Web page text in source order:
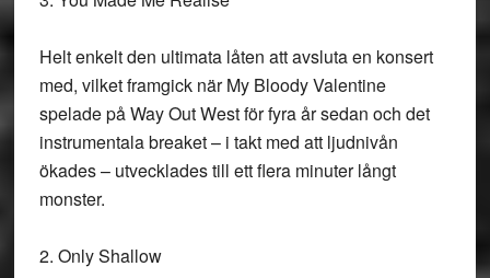
Helt enkelt den ultimata låten att avsluta en konsert
med, vilket framgick när My Bloody Valentine
spelade på Way Out West för fyra år sedan och det
instrumentala breaket – i takt med att ljudnivån
ökades – utvecklades till ett flera minuter långt
monster.
2. Only Shallow